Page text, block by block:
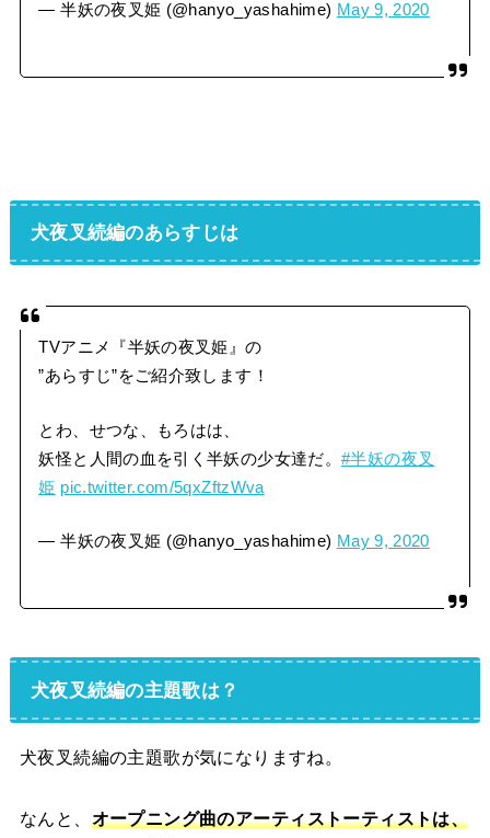
— 半妖の夜叉姫 (@hanyo_yashahime) May 9, 2020
犬夜叉続編のあらすじは
TVアニメ『半妖の夜叉姫』の
”あらすじ”をご紹介致します！
とわ、せつな、もろはは、
妖怪と人間の血を引く半妖の少女達だ。#半妖の夜叉
姫 pic.twitter.com/5qxZftzWva
— 半妖の夜叉姫 (@hanyo_yashahime) May 9, 2020
犬夜叉続編の主題歌は？
犬夜叉続編の主題歌が気になりますね。
なんと、 オープニング曲のアーティストーティストは、